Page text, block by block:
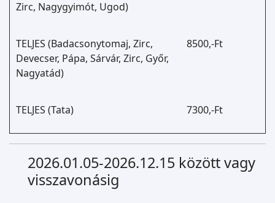
Zirc, Nagygyimót, Ugod)
TELJES (Badacsonytomaj, Zirc,
Devecser, Pápa, Sárvár, Zirc, Győr,
Nagyatád)
8500,-Ft
TELJES (Tata) 7300,-Ft
2026.01.05-2026.12.15 között vagy
visszavonásig